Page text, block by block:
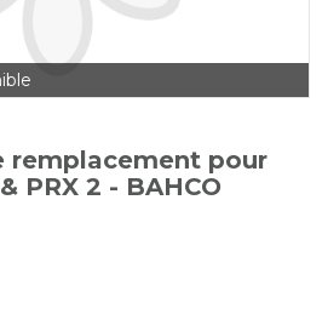
Emplois
à la clientèle
Nous joindre
remplacement pour
PRX 2 - BAHCO